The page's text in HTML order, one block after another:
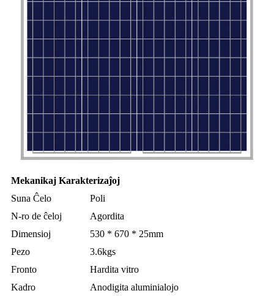
Mekanikaj Karakterizaĵoj
Suna Ĉelo
Poli
N-ro de ĉeloj
Agordita
Dimensioj
530 * 670 * 25mm
Pezo
3.6kgs
Fronto
Hardita vitro
Kadro
Anodigita aluminialojo